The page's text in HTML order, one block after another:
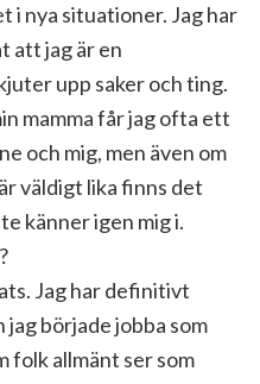
nya situationer. Jag har
att jag är en
upp saker och ting.
mamma får jag ofta ett
och mig, men även om
väldigt lika finns det
känner igen mig i.
Jag har definitivt
började jobba som
folk allmänt ser som